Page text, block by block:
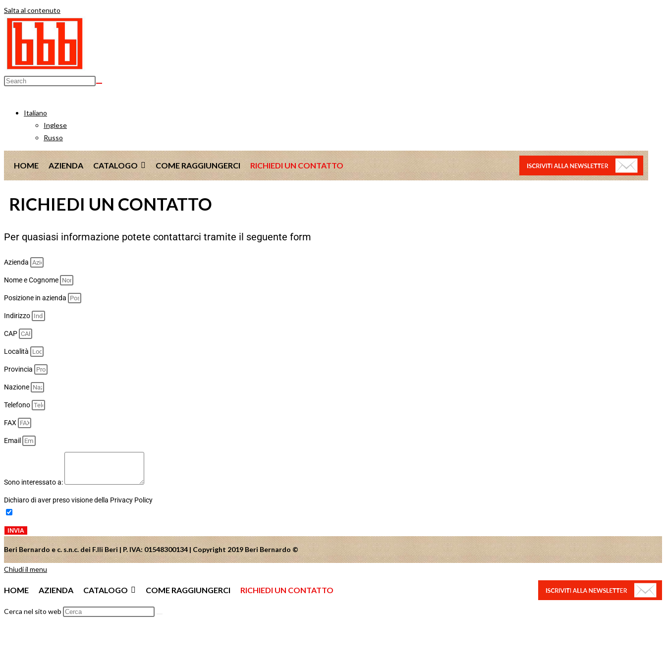
Salta al contenuto
Italiano
Inglese
Russo
HOME AZIENDA CATALOGO COME RAGGIUNGERCI
RICHIEDI UN CONTATTO
NEWSLETTER
RICHIEDI UN CONTATTO
Per quasiasi informazione potete contattarci tramite il seguente form
Azienda
Nome e Cognome
Posizione in azienda
Indirizzo
CAP
Località
Provincia
Nazione
Telefono
FAX
Email
Sono interessato a:
Dichiaro di aver preso visione della Privacy Policy
INVIA
Beri Bernardo e c. s.n.c. dei F.lli Beri | P. IVA: 01548300134 | Copyright 2019 Beri Bernardo ©
Chiudi il menu
HOME AZIENDA CATALOGO COME RAGGIUNGERCI
RICHIEDI UN CONTATTO
NEWSLETTER
Cerca nel sito web